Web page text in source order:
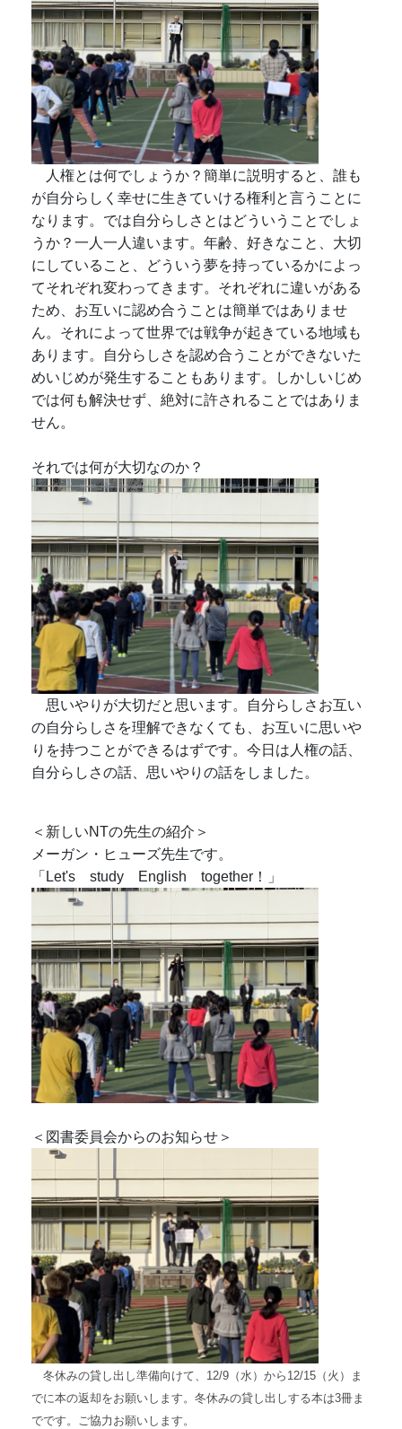
人権とは何でしょうか？簡単に説明すると、誰も
が自分らしく幸せに生きていける権利と言うことに
なります。では自分らしさとはどういうことでしょ
うか？一人一人違います。年齢、好きなこと、大切
にしていること、どういう夢を持っているかによっ
てそれぞれ変わってきます。それぞれに違いがある
ため、お互いに認め合うことは簡単ではありませ
ん。それによって世界では戦争が起きている地域も
あります。自分らしさを認め合うことができないた
めいじめが発生することもあります。しかしいじめ
では何も解決せず、絶対に許されることではありま
せん。
それでは何が大切なのか？
思いやりが大切だと思います。自分らしさお互い
の自分らしさを理解できなくても、お互いに思いや
りを持つことができるはずです。今日は人権の話、
自分らしさの話、思いやりの話をしました。
＜新しいNTの先生の紹介＞
メーガン・ヒューズ先生です。
「Let's study English together！」
＜図書委員会からのお知らせ＞
冬休みの貸し出し準備向けて、12/9（水）から12/15（火）ま
でに本の返却をお願いします。冬休みの貸し出しする本は3冊ま
でです。ご協力お願いします。